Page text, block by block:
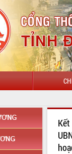
CHÀO